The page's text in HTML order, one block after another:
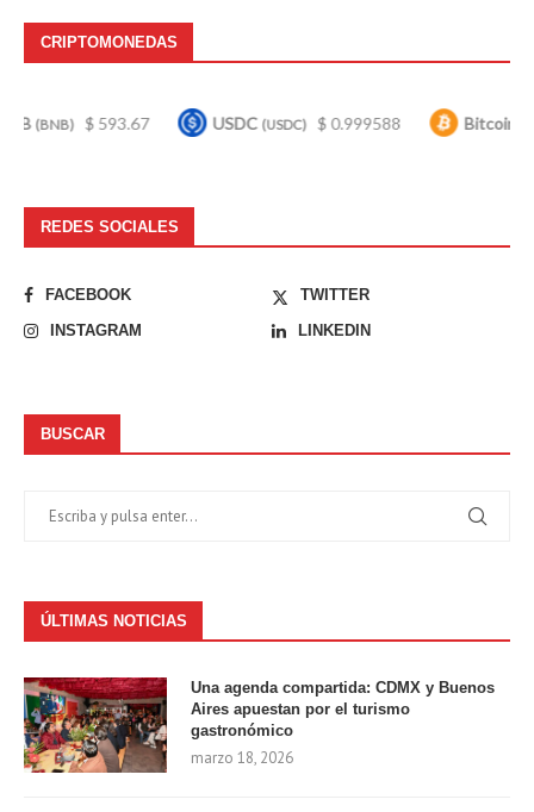
CRIPTOMONEDAS
$ 593.67 USDC(USDC) $ 0.999588 Bitcoin(BTC) $
REDES SOCIALES
FACEBOOK
TWITTER
INSTAGRAM
LINKEDIN
BUSCAR
ÚLTIMAS NOTICIAS
Una agenda compartida: CDMX y Buenos
Aires apuestan por el turismo
gastronómico
marzo 18, 2026